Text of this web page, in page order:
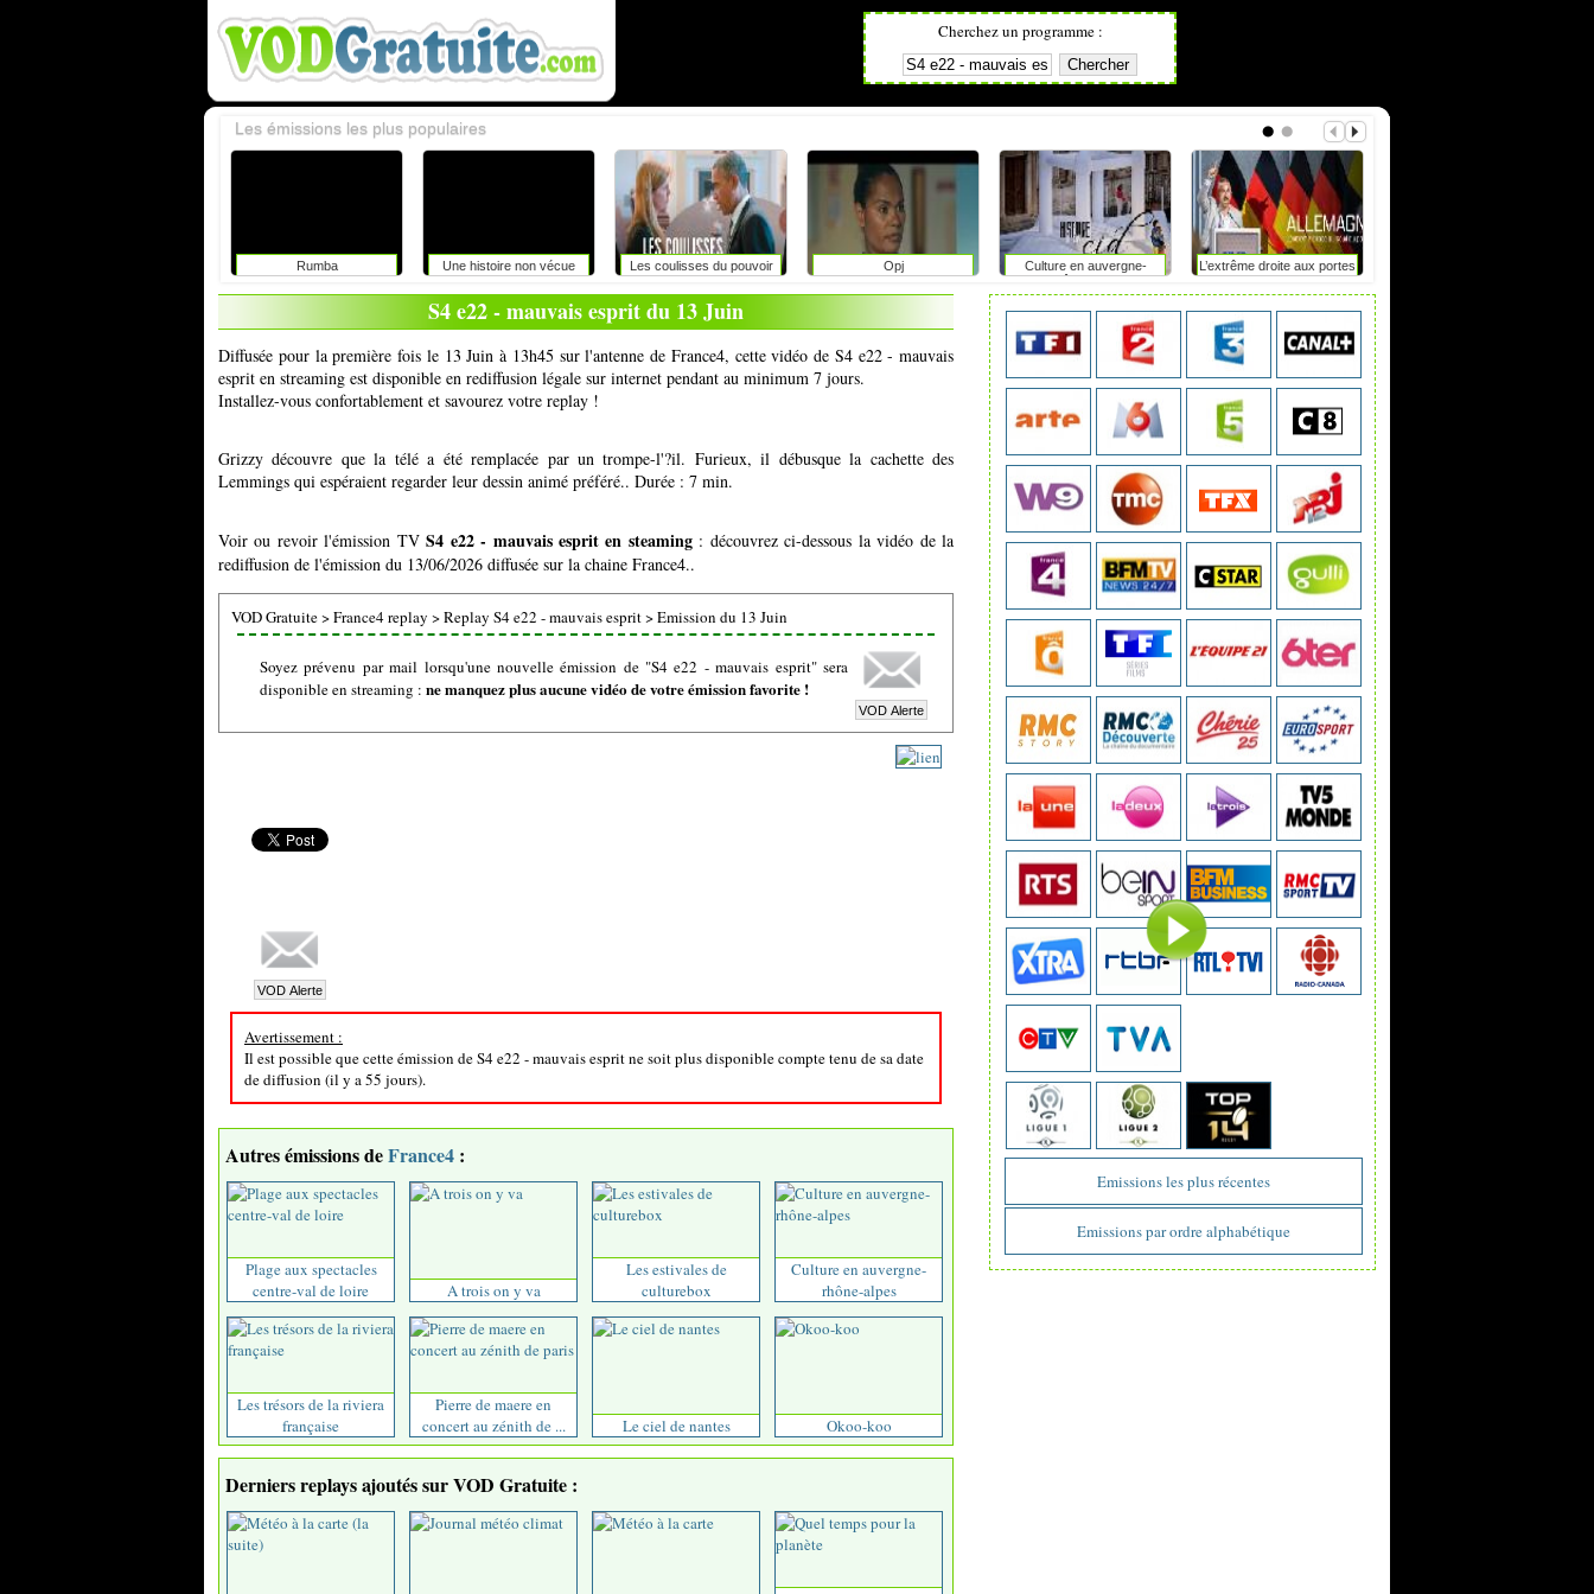
Cherchez un programme :
Rumba Une histoire non vécue Les coulisses du pouvoir Opj
Culture en auvergne-
rhône-alpes
L’extrême droite aux portes
du pouvoir en saxe-anhalt
?
Les émissions les plus populaires
Emissions les plus récentes
Emissions par ordre alphabétique
S4 e22 - mauvais esprit du 13 Juin
Diffusée pour la première fois le 13 Juin à 13h45 sur l'antenne de France4, cette vidéo de S4 e22 - mauvais
esprit en streaming est disponible en rediffusion légale sur internet pendant au minimum 7 jours.
Installez-vous confortablement et savourez votre replay !
Grizzy découvre que la télé a été remplacée par un trompe-l'?il. Furieux, il débusque la cachette des
Lemmings qui espéraient regarder leur dessin animé préféré.. Durée : 7 min.
Voir ou revoir l'émission TVS4 e22 - mauvais esprit en steaming: découvrez ci-dessous la vidéo de la
rediffusion de l'émission du 13/06/2026 diffusée sur la chaine France4..
VOD Gratuite>France4 replay >Replay S4 e22 - mauvais esprit>Emission du 13 Juin
Soyez prévenu par mail lorsqu'une nouvelle émission de "S4 e22 - mauvais esprit" sera
disponible en streaming : ne manquez plus aucune vidéo de votre émission favorite !
Avertissement :
Il est possible que cette émission de S4 e22 - mauvais esprit ne soit plus disponible compte tenu de sa date
de diffusion (il y a 55 jours).
Autres émissions deFrance4 :
Plage aux spectacles
centre-val de loire
A trois on y va
Les estivales de
culturebox
Culture en auvergne-
rhône-alpes
Les trésors de la riviera
française
Pierre de maere en
concert au zénith de ...
Le ciel de nantes Okoo-koo
Derniers replays ajoutés sur VOD Gratuite :